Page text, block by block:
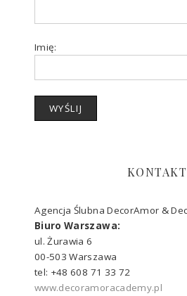
Imię:
KONTAKT
Agencja Ślubna DecorAmor &
Biuro Warszawa:
ul. Żurawia 6
00-503 Warszawa
tel: +48 608 71 33 72
www.decoramoracademy.pl